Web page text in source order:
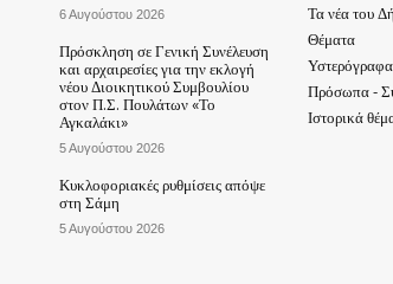
6 Αυγούστου 2026
Πρόσκληση σε Γενική Συνέλευση
και αρχαιρεσίες για την εκλογή
νέου Διοικητικού Συμβουλίου
στον Π.Σ. Πουλάτων «Το
Αγκαλάκι»
5 Αυγούστου 2026
Κυκλοφοριακές ρυθμίσεις απόψε
στη Σάμη
5 Αυγούστου 2026
Τα νέα του
Θέματα
Υστερόγραφα
Πρόσωπα -
Ιστορικά